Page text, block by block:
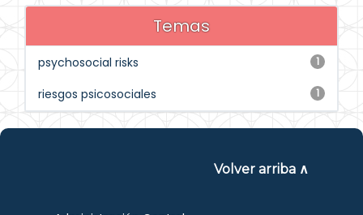
Temas
1
psychosocial risks
1
riesgos psicosociales
Volver arriba ∧